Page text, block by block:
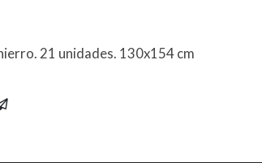
21 unidades. 130x154 cm